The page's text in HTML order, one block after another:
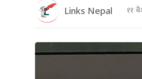
Links Nepal ११